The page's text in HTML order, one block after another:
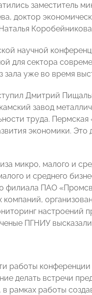
заместитель
доктор
научной
для сектора
зала уже во время
Дмитрий
завод
труда.
экономики. Это
микро, малого и
и среднего
ПАО
настроений
ПГНИУ
работы
делать встречи
рамках работы